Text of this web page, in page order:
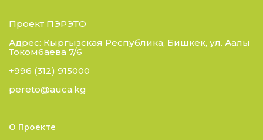
Проект ПЭРЭТО
Адрес: Кыргызская Республика, Бишкек, ул. Аалы
Токомбаева 7/6
+996 (312) 915000
pereto@auca.kg
О Проекте